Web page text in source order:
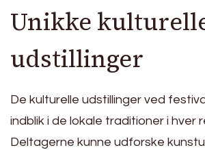
Unikke
udstillinger
De kulturelle udstillinger ved
indblik i de lokale traditioner i hver
Deltagerne kunne udforske